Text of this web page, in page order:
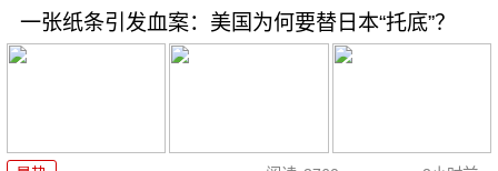
一张纸条引发血案：美国为何要替日本“托底”？